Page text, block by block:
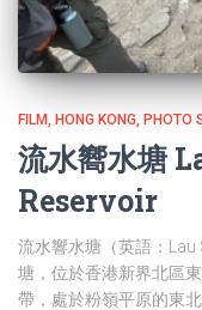
FILM HONG KONG PHOTO
流水嚮水塘
Reservoir
流水響水塘（英語：Lau
塘，位於香港新界北區
帶，處於粉嶺平原的東